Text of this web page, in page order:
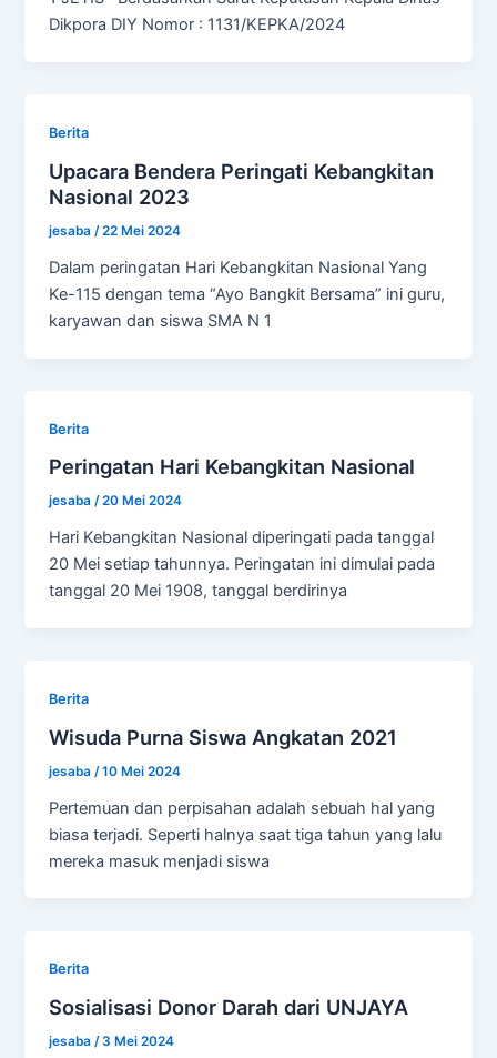
Dikpora DIY Nomor : 1131/KEPKA/2024
Berita
Upacara Bendera Peringati Kebangkitan
Nasional 2023
jesaba/22 Mei 2024
Dalam peringatan Hari Kebangkitan Nasional Yang
Ke-115 dengan tema “Ayo Bangkit Bersama” ini guru,
karyawan dan siswa SMA N 1
Berita
Peringatan Hari Kebangkitan Nasional
jesaba/20 Mei 2024
Hari Kebangkitan Nasional diperingati pada tanggal
20 Mei setiap tahunnya. Peringatan ini dimulai pada
tanggal 20 Mei 1908, tanggal berdirinya
Berita
Wisuda Purna Siswa Angkatan 2021
jesaba /10 Mei 2024
Pertemuan dan perpisahan adalah sebuah hal yang
biasa terjadi. Seperti halnya saat tiga tahun yang lalu
mereka masuk menjadi siswa
Berita
Sosialisasi Donor Darah dari UNJAYA
jesaba/3 Mei 2024